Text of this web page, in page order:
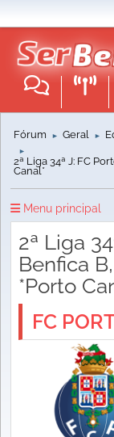
Fórum ► Geral ►
►
2ª Liga 34ª J: FC
Canal*
Menu principal
2ª Liga
Benfica
*Porto
FC